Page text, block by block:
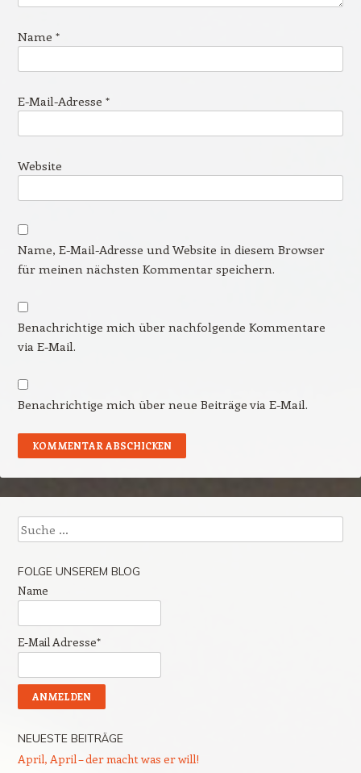
Name *
E-Mail-Adresse *
Website
Name, E-Mail-Adresse und Website in diesem Browser
für meinen nächsten Kommentar speichern.
Benachrichtige mich über nachfolgende Kommentare
via E-Mail.
Benachrichtige mich über neue Beiträge via E-Mail.
Suche
FOLGE UNSEREM BLOG
Name
E-Mail Adresse*
NEUESTE BEITRÄGE
April, April – der macht was er will!